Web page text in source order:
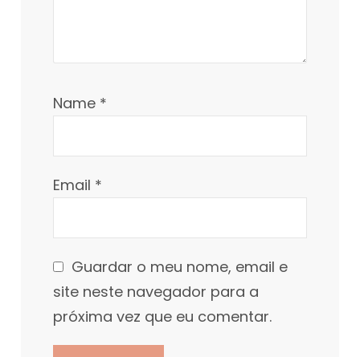
Name *
Email *
Guardar o meu nome, email e
site neste navegador para a
próxima vez que eu comentar.